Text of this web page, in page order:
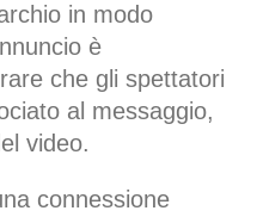
in modo
è
che gli spettatori
al messaggio,
video.
connessione